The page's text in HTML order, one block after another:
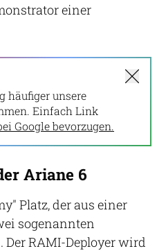
einer
häufiger unsere
Einfach Link
Google bevorzugen.
Ariane 6
Platz, der aus einer
sogenannten
RAMI-Deployer wird